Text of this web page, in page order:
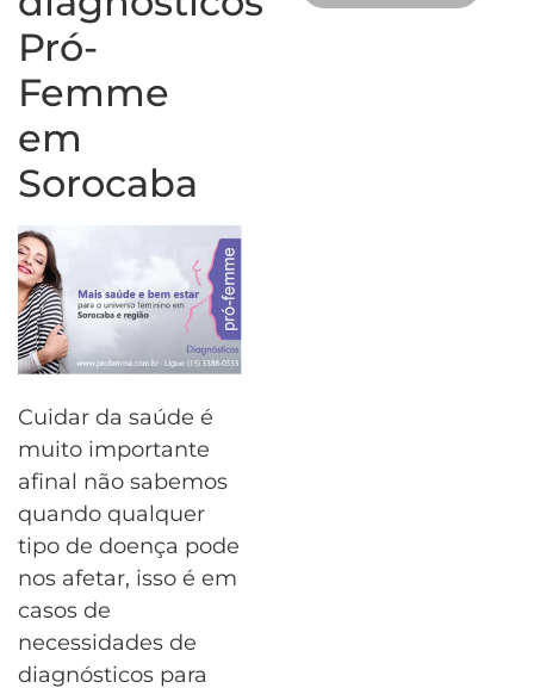
Pró-
Femme
em
Sorocaba
Cuidar da saúde é
muito importante
afinal não sabemos
quando qualquer
tipo de doença pode
nos afetar, isso é em
casos de
necessidades de
diagnósticos para